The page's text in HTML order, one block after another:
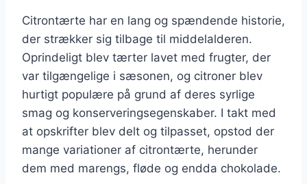
Citrontærte har en lang og spændende historie,
der strækker sig tilbage til middelalderen.
Oprindeligt blev tærter lavet med frugter, der
var tilgængelige i sæsonen, og citroner blev
hurtigt populære på grund af deres syrlige
smag og konserveringsegenskaber. I takt med
at opskrifter blev delt og tilpasset, opstod der
mange variationer af citrontærte, herunder
dem med marengs, fløde og endda chokolade.